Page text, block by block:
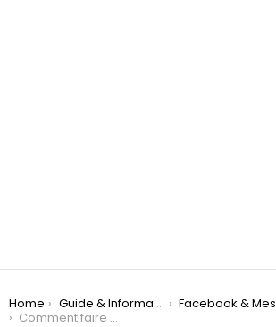
You are here:
Home Guide & Informations
Facebook & Messenger
Comment faire pour ajouter un contact sur Messenger ?